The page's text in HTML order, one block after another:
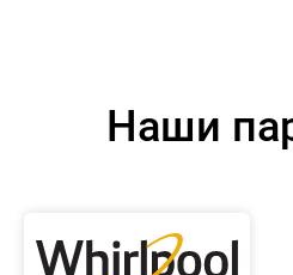
Наши